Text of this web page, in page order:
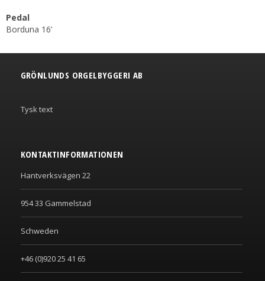
Pedal
Borduna 16’
GRÖNLUNDS ORGELBYGGERI AB
Tysk text
KONTAKTINFORMATIONEN
Hantverksvägen 22
954 33 Gammelstad
Schweden
+46 (0)920 25 41 65